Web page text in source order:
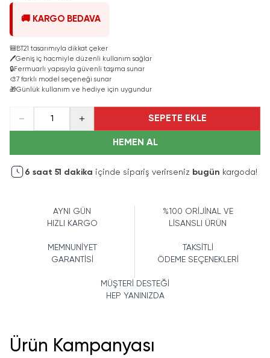
🚚 KARGO BEDAVA
🎒BT21 tasarımıyla dikkat çeker
🖊️Geniş iç hacmiyle düzenli kullanım sağlar
🔒Fermuarlı yapısıyla güvenli taşıma sunar
🎨7 farklı model seçeneği sunar
🎁Günlük kullanım ve hediye için uygundur
1 SEPETE EKLE
HEMEN AL
6 saat 51 dakika içinde sipariş verirseniz bugün kargoda!
AYNI GÜN
HIZLI KARGO
%100 ORİJİNAL VE
LİSANSLI ÜRÜN
MEMNUNİYET
GARANTİSİ
TAKSİTLİ
ÖDEME SEÇENEKLERİ
MÜŞTERİ DESTEĞİ
HEP YANINIZDA
Ürün Kampanyası